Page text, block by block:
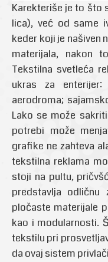
Karekteriše je to što
lica), već od same
keder koji je našiven
materijala, nakon
Tekstilna svetleća
ukras za
aerodroma;
Lako se može
potrebi može
grafike ne zahteva
tekstilna reklama
stoji na pultu,
predstavlja odličnu
pločaste materijale
kao i modularnosti.
tekstilu pri
da ovaj sistem